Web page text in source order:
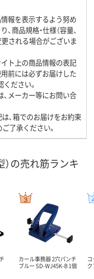
報を表示するよう努め
商品規格・仕様（容量、
更される場合がございま
ト上の商品情報の表記
前には必ずお届けした
ださい。
メーカー等にお問い合
は、箱でのお届けをお約束
了承ください。
）の売れ筋ランキ
カール事務器 2穴パンチ
ブルー SD-WJ45K-B 1個